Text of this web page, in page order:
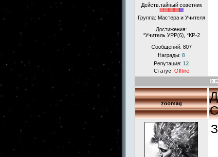
Действ.тайный советник
Группа: Мастера и Учителя
Достижения:
*Учитель УРР(6), *КР-2
Сообщений: 807
Награды: 8
Репутация: 12
Статус: Offline
zoomag